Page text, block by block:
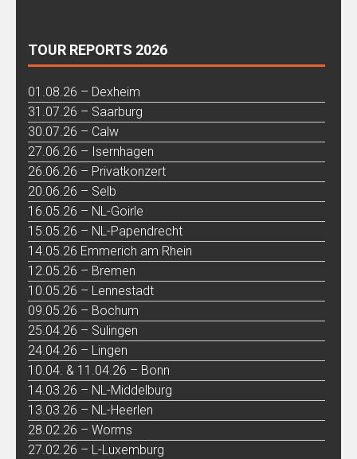
TOUR REPORTS 2026
01.08.26 – Dexheim
31.07.26 – Saarburg
30.07.26 – Calw
27.06.26 – Isernhagen
26.06.26 – Privatkonzert
20.06.26 – Selb
16.05.26 – NL-Goirle
15.05.26 – NL-Papendrecht
14.05.26 Emmerich am Rhein
12.05.26 – Bremen
10.05.26 – Lennestadt
09.05.26 – Bochum
25.04.26 – Sulingen
24.04.26 – Lingen
10.04. & 11.04.26 – Bonn
14.03.26 – NL-Middelburg
13.03.26 – NL-Heerlen
28.02.26 – Worms
27.02.26 – L-Luxemburg